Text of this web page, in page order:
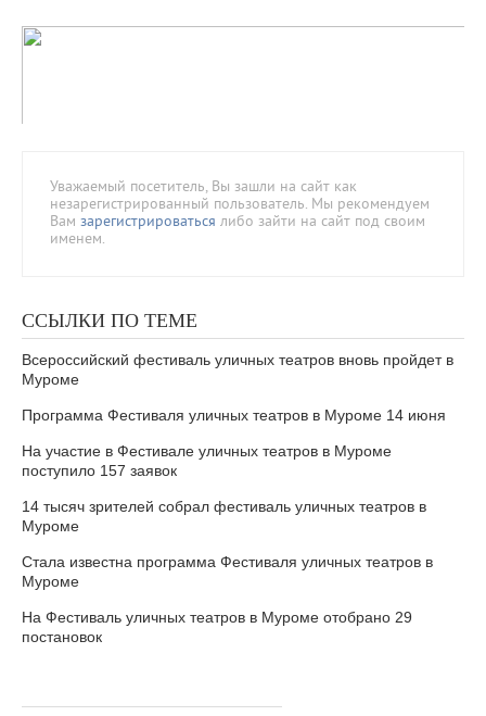
Уважаемый посетитель, Вы зашли на сайт как
незарегистрированный пользователь. Мы рекомендуем
Вам зарегистрироваться либо зайти на сайт под своим
именем.
ССЫЛКИ ПО ТЕМЕ
Всероссийский фестиваль уличных театров вновь пройдет в
Муроме
Программа Фестиваля уличных театров в Муроме 14 июня
На участие в Фестивале уличных театров в Муроме
поступило 157 заявок
14 тысяч зрителей собрал фестиваль уличных театров в
Муроме
Стала известна программа Фестиваля уличных театров в
Муроме
На Фестиваль уличных театров в Муроме отобрано 29
постановок